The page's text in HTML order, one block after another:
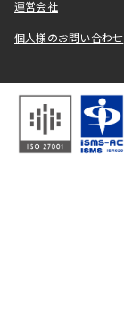
運営会社
個人様のお問い合わせ